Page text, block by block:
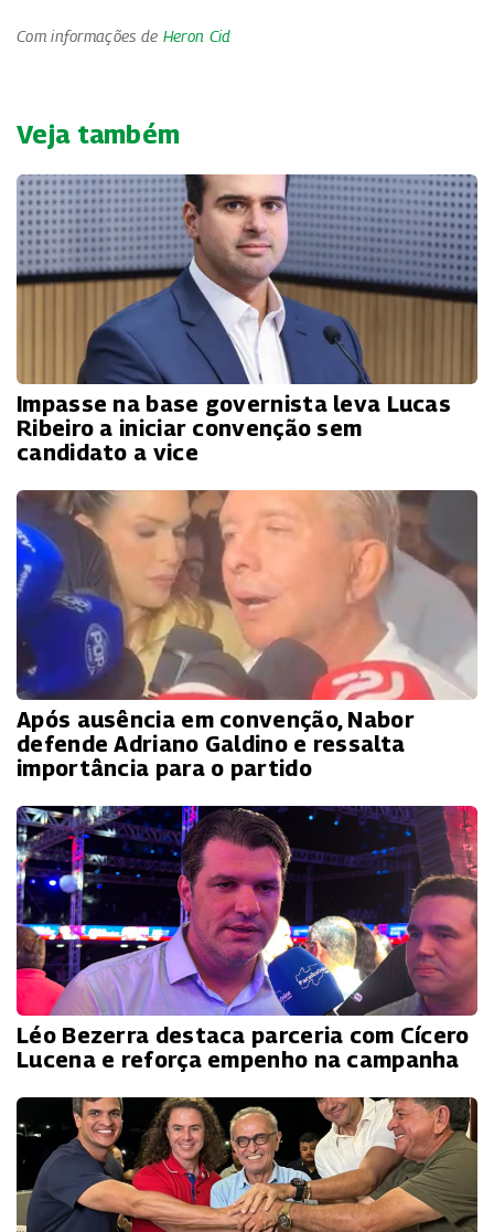
Com informações de Heron Cid
Veja também
Impasse na base governista leva Lucas
Ribeiro a iniciar convenção sem
candidato a vice
Após ausência em convenção, Nabor
defende Adriano Galdino e ressalta
importância para o partido
Léo Bezerra destaca parceria com Cícero
Lucena e reforça empenho na campanha